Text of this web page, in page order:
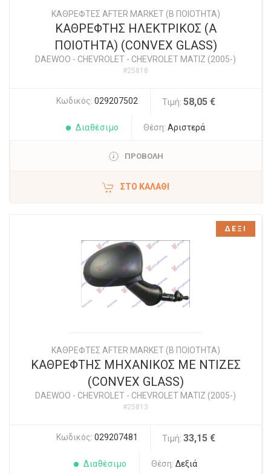
ΚΑΘΡΕΦΤΕΣ AFTER MARKET (Β ΠΟΙΟΤΗΤΑ)
ΚΑΘΡΕΦΤΗΣ ΗΛΕΚΤΡΙΚΟΣ (Α
ΠΟΙΟΤΗΤΑ) (CONVEX GLASS)
DAEWOO - CHEVROLET - CHEVROLET MATIZ (2005-)
#25818
Κωδικός: 029207502 Τιμή: 58,05 €
Διαθέσιμο Θέση: Αριστερά
ΠΡΟΒΟΛΗ
ΣΤΟ ΚΑΛΆΘΙ
ΚΑΘΡΕΦΤΕΣ AFTER MARKET (Β ΠΟΙΟΤΗΤΑ)
ΚΑΘΡΕΦΤΗΣ ΜΗΧΑΝΙΚΟΣ ΜΕ ΝΤΙΖΕΣ
(CONVEX GLASS)
DAEWOO - CHEVROLET - CHEVROLET MATIZ (2005-)
#25813
Κωδικός: 029207481 Τιμή: 33,15 €
Διαθέσιμο Θέση: Δεξιά
ΔΕΞΙ